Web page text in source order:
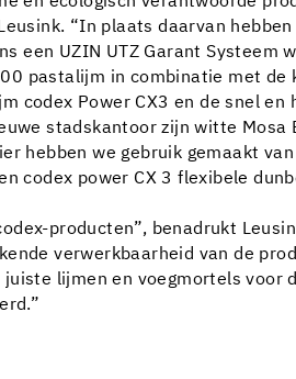
“In plaats daarvan
een UZIN UTZ Garant Systeem
pastalijm in combinatie met
codex Power CX3 en de snel
stadskantoor zijn witte
hebben we gebruik gemaakt
codex power CX 3 flexibele
producten”, benadrukt
verwerkbaarheid van de
lijmen en voegmortels